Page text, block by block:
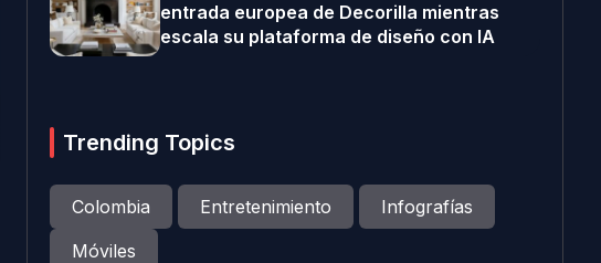
entrada europea de Decorilla mientras
escala su plataforma de diseño con IA
Trending Topics
Colombia Entretenimiento
Infografías
Móviles